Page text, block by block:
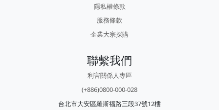
隱私權條款
服務條款
企業大宗採購
聯繫我們
利害關係人專區
(+886)0800-000-028
台北市大安區羅斯福路三段37號12樓